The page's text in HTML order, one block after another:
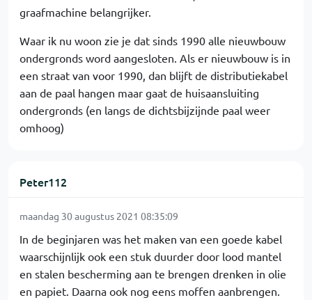
graafmachine belangrijker.
Waar ik nu woon zie je dat sinds 1990 alle nieuwbouw
ondergronds word aangesloten. Als er nieuwbouw is in
een straat van voor 1990, dan blijft de distributiekabel
aan de paal hangen maar gaat de huisaansluiting
ondergronds (en langs de dichtsbijzijnde paal weer
omhoog)
Peter112
maandag 30 augustus 2021 08:35:09
In de beginjaren was het maken van een goede kabel
waarschijnlijk ook een stuk duurder door lood mantel
en stalen bescherming aan te brengen drenken in olie
en papiet. Daarna ook nog eens moffen aanbrengen.